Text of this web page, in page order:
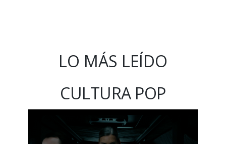
LO MÁS LEÍDO
CULTURA POP